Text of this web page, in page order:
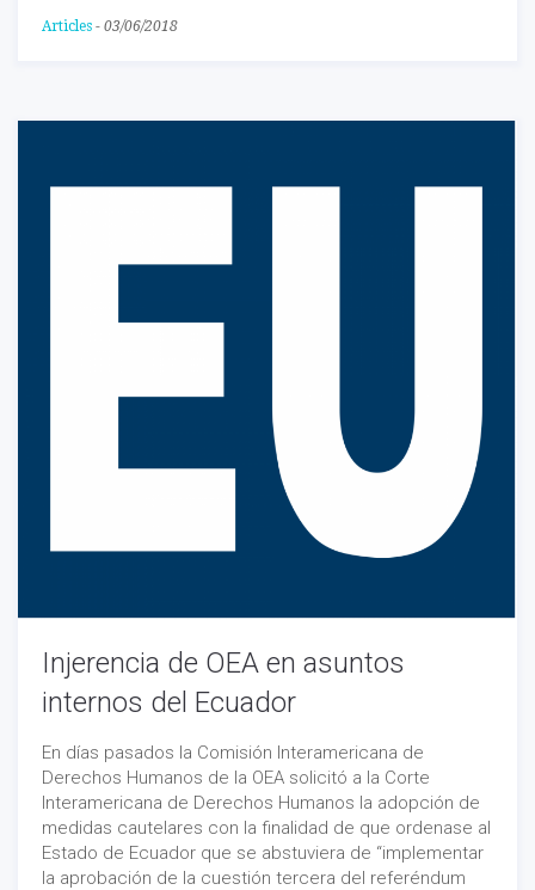
Articles - 03/06/2018
Injerencia de OEA en asuntos
internos del Ecuador
En días pasados la Comisión Interamericana de
Derechos Humanos de la OEA solicitó a la Corte
Interamericana de Derechos Humanos la adopción de
medidas cautelares con la finalidad de que ordenase al
Estado de Ecuador que se abstuviera de “implementar
la aprobación de la cuestión tercera del referéndum